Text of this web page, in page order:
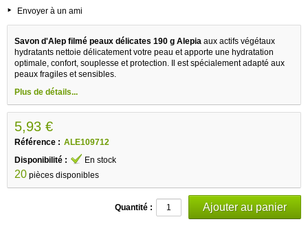
Envoyer à un ami
Savon d'Alep filmé peaux délicates 190 g Alepia aux actifs végétaux
hydratants nettoie délicatement votre peau et apporte une hydratation
optimale, confort, souplesse et protection. Il est spécialement adapté aux
peaux fragiles et sensibles.
Plus de détails...
5,93 €
Référence : ALE109712
Disponibilité :
En stock
20 pièces disponibles
Quantité :